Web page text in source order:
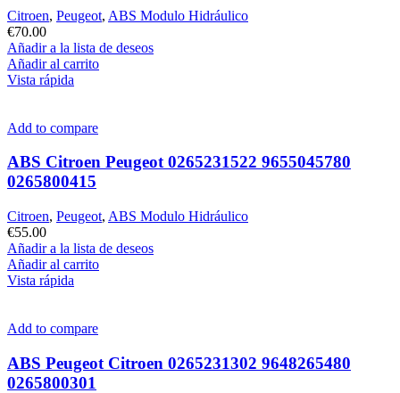
Citroen, Peugeot, ABS Modulo Hidráulico
€70.00
Añadir a la lista de deseos
Añadir al carrito
Vista rápida
Add to compare
ABS Citroen Peugeot 0265231522 9655045780
0265800415
Citroen, Peugeot, ABS Modulo Hidráulico
€55.00
Añadir a la lista de deseos
Añadir al carrito
Vista rápida
Add to compare
ABS Peugeot Citroen 0265231302 9648265480
0265800301